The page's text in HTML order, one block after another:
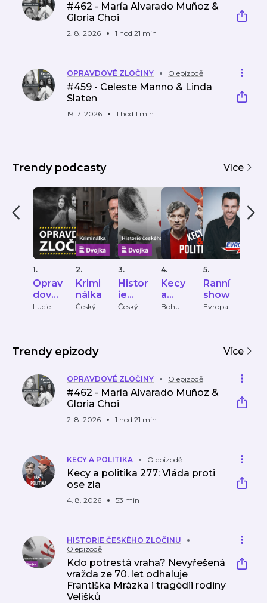
#462 - María Alvarado Muñoz &
Gloria Choi
2. 8. 2026 1 hod 21 min
OPRAVDOVÉ ZLOČINY O epizodě
#459 - Celeste Manno & Linda
Slaten
19. 7. 2026 1 hod 1 min
Trendy podcasty Více
1.
Oprav
dové
zločin
Lucie
2.
Krimi
nálka
Český
3.
Histor
ie
české
Český
4.
Kecy
a
politik
Bohumil
5.
Ranní
show
Evropa
Trendy epizody Více
OPRAVDOVÉ ZLOČINY O epizodě
#462 - María Alvarado Muñoz &
Gloria Choi
2. 8. 2026 1 hod 21 min
KECY A POLITIKA O epizodě
Kecy a politika 277: Vláda proti
ose zla
4. 8. 2026 53 min
HISTORIE ČESKÉHO ZLOČINU
O epizodě
Kdo potrestá vraha? Nevyřešená
vražda ze 70. let odhaluje
Františka Mrázka i tragédii rodiny
Velíšků